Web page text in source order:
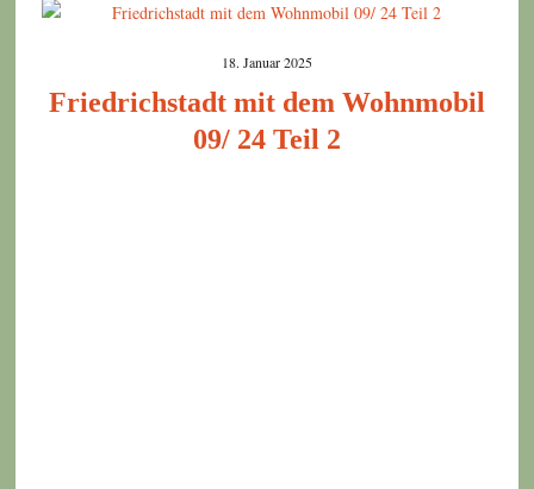
18. Januar 2025
Friedrichstadt mit dem Wohnmobil
09/ 24 Teil 2